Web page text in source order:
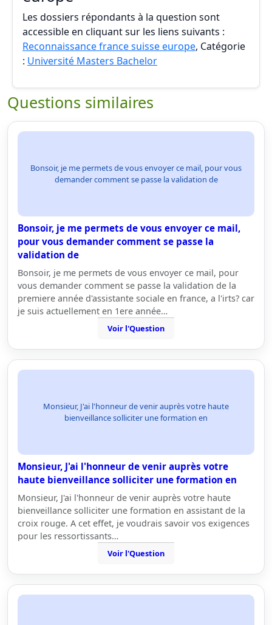
Les dossiers répondants à la question sont
accessible en cliquant sur les liens suivants :
Reconnaissance france suisse europe, Catégorie
: Université Masters Bachelor
Questions similaires
Bonsoir, je me permets de vous envoyer ce mail, pour vous
demander comment se passe la validation de
Bonsoir, je me permets de vous envoyer ce mail,
pour vous demander comment se passe la
validation de
Bonsoir, je me permets de vous envoyer ce mail, pour
vous demander comment se passe la validation de la
premiere année d'assistante sociale en france, a l'irts? car
je suis actuellement en 1ere année…
Voir l'Question
Monsieur, J'ai l'honneur de venir auprès votre haute
bienveillance solliciter une formation en
Monsieur, J'ai l'honneur de venir auprès votre
haute bienveillance solliciter une formation en
Monsieur, J'ai l'honneur de venir auprès votre haute
bienveillance solliciter une formation en assistant de la
croix rouge. A cet effet, je voudrais savoir vos exigences
pour les ressortissants…
Voir l'Question